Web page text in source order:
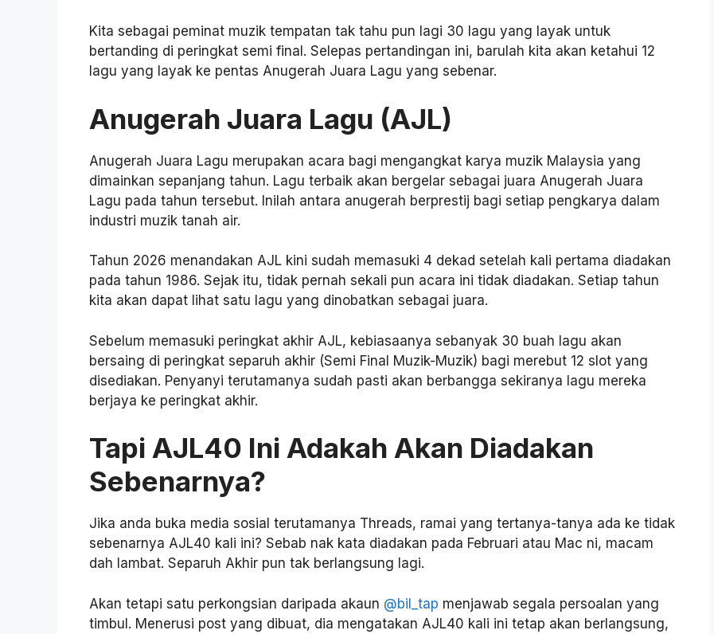
Kita sebagai peminat muzik tempatan tak tahu pun lagi 30 lagu yang layak untuk
bertanding di peringkat semi final. Selepas pertandingan ini, barulah kita akan ketahui 12
lagu yang layak ke pentas Anugerah Juara Lagu yang sebenar.
Anugerah Juara Lagu (AJL)
Anugerah Juara Lagu merupakan acara bagi mengangkat karya muzik Malaysia yang
dimainkan sepanjang tahun. Lagu terbaik akan bergelar sebagai juara Anugerah Juara
Lagu pada tahun tersebut. Inilah antara anugerah berprestij bagi setiap pengkarya dalam
industri muzik tanah air.
Tahun 2026 menandakan AJL kini sudah memasuki 4 dekad setelah kali pertama diadakan
pada tahun 1986. Sejak itu, tidak pernah sekali pun acara ini tidak diadakan. Setiap tahun
kita akan dapat lihat satu lagu yang dinobatkan sebagai juara.
Sebelum memasuki peringkat akhir AJL, kebiasaanya sebanyak 30 buah lagu akan
bersaing di peringkat separuh akhir (Semi Final Muzik-Muzik) bagi merebut 12 slot yang
disediakan. Penyanyi terutamanya sudah pasti akan berbangga sekiranya lagu mereka
berjaya ke peringkat akhir.
Tapi AJL40 Ini Adakah Akan Diadakan
Sebenarnya?
Jika anda buka media sosial terutamanya Threads, ramai yang tertanya-tanya ada ke tidak
sebenarnya AJL40 kali ini? Sebab nak kata diadakan pada Februari atau Mac ni, macam
dah lambat. Separuh Akhir pun tak berlangsung lagi.
Akan tetapi satu perkongsian daripada akaun @bil_tap menjawab segala persoalan yang
timbul. Menerusi post yang dibuat, dia mengatakan AJL40 kali ini tetap akan berlangsung,